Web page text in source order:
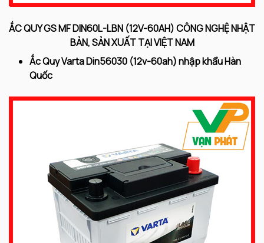
ẮC QUY GS MF DIN60L-LBN (12V-60AH) CÔNG NGHỆ NHẬT
BẢN, SẢN XUẤT TẠI VIỆT NAM
Ắc Quy Varta Din56030 (12v-60ah) nhập khẩu Hàn
Quốc